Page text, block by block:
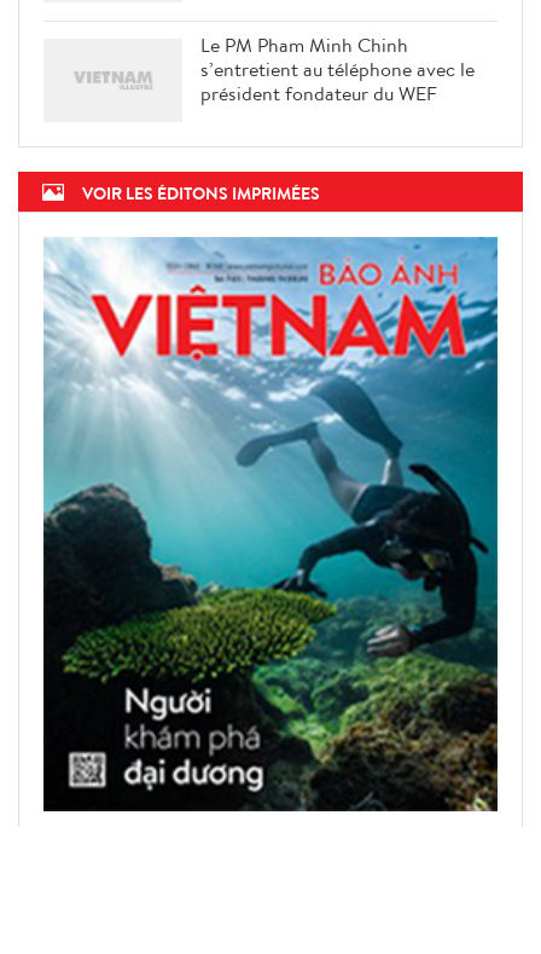
Le PM Pham Minh Chinh
s’entretient au téléphone avec le
président fondateur du WEF
VOIR LES ÉDITONS IMPRIMÉES